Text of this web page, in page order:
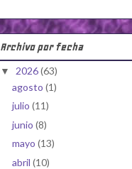
Archivo por fecha
▼ 2026(63)
agosto (1)
julio (11)
junio (8)
mayo (13)
abril (10)